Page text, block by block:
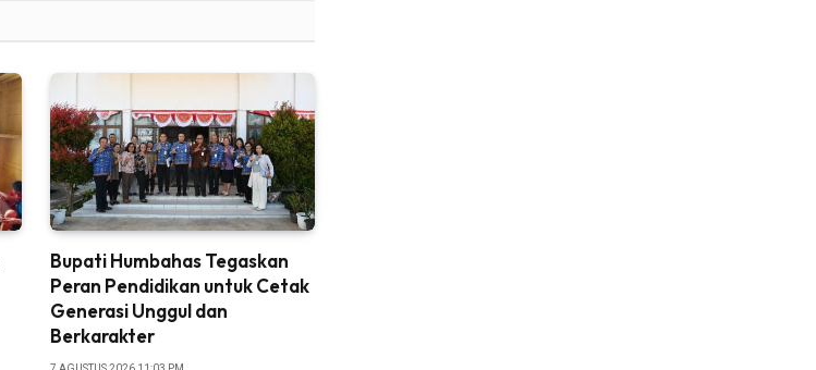
Bupati Humbahas Tegaskan
Peran Pendidikan untuk Cetak
Generasi Unggul dan
Berkarakter